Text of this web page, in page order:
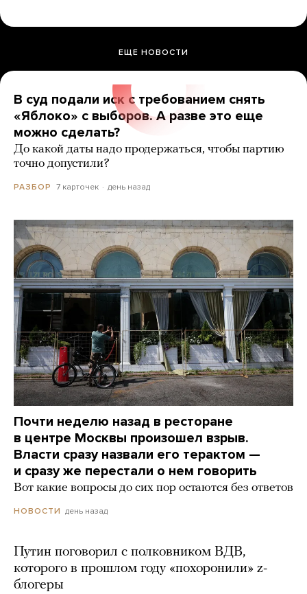
ЕЩЕ НОВОСТИ
В суд подали иск с требованием снять
«Яблоко» с выборов. А разве это еще
можно сделать?
До какой даты надо продержаться, чтобы партию
точно допустили?
РАЗБОР 7 карточек день назад
Почти неделю назад в ресторане
в центре Москвы произошел взрыв.
Власти сразу назвали его терактом —
и сразу же перестали о нем говорить
Вот какие вопросы до сих пор остаются без ответов
НОВОСТИ день назад
Путин поговорил с полковником ВДВ,
которого в прошлом году «похоронили» z-
блогеры